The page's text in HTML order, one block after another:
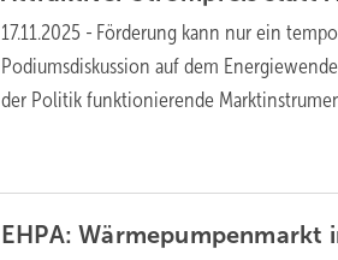
17.11.2025 - Förderung kann nur ein
Podiumsdiskussion auf dem
der Politik funktionierende
EHPA: Wärmepumpen­markt